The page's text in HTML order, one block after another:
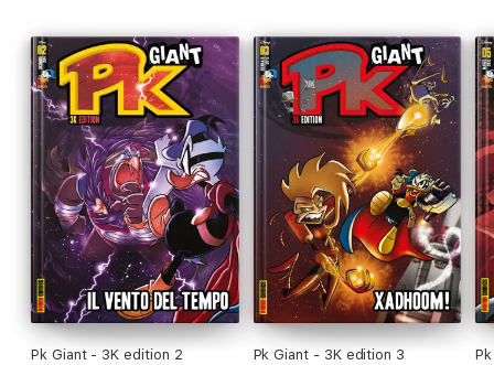
Pk Giant - 3K edition 2 Pk Giant - 3K edition 3